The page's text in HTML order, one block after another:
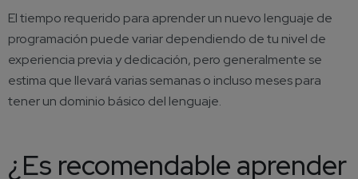
El tiempo requerido para aprender un nuevo lenguaje de
programación puede variar dependiendo de tu nivel de
experiencia previa y dedicación, pero generalmente se
estima que llevará varias semanas o incluso meses para
tener un dominio básico del lenguaje.
¿Es recomendable aprender